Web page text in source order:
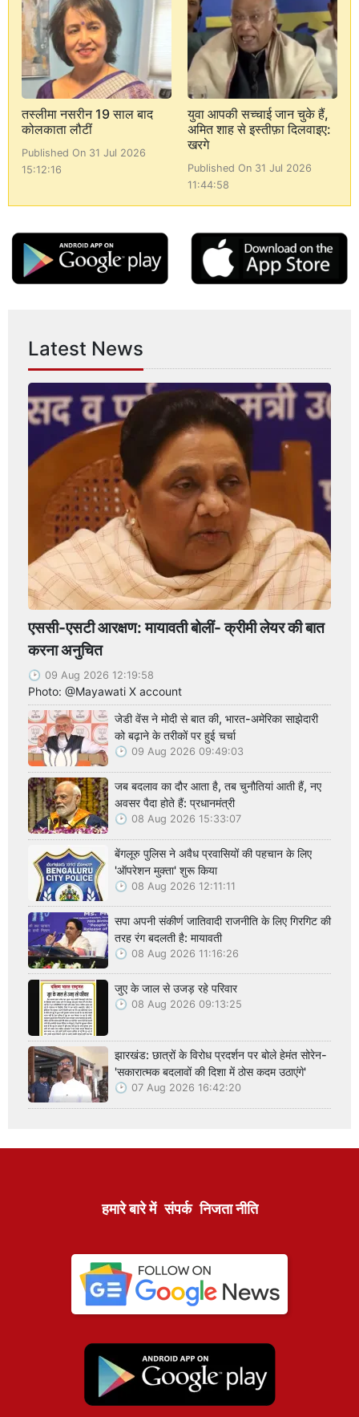
तस्लीमा नसरीन 19 साल बाद
कोलकाता लौटीं
Published On 31 Jul 2026
15:12:16
युवा आपकी सच्चाई जान चुके हैं,
अमित शाह से इस्तीफ़ा दिलवाइए:
खरगे
Published On 31 Jul 2026
11:44:58
Latest News
एससी-एसटी आरक्षण: मायावती बोलीं- क्रीमी लेयर की बात
करना अनुचित
09 Aug 2026 12:19:58
Photo: @Mayawati X account
जेडी वेंस ने मोदी से बात की, भारत-अमेरिका साझेदारी
को बढ़ाने के तरीकों पर हुई चर्चा
09 Aug 2026 09:49:03
जब बदलाव का दौर आता है, तब चुनौतियां आती हैं, नए
अवसर पैदा होते हैं: प्रधानमंत्री
08 Aug 2026 15:33:07
बेंगलूरु पुलिस ने अवैध प्रवासियों की पहचान के लिए
'ऑपरेशन मुक्ता' शुरू किया
08 Aug 2026 12:11:11
सपा अपनी संकीर्ण जातिवादी राजनीति के लिए गिरगिट की
तरह रंग बदलती है: मायावती
08 Aug 2026 11:16:26
जुए के जाल से उजड़ रहे परिवार
08 Aug 2026 09:13:25
झारखंड: छात्रों के विरोध प्रदर्शन पर बोले हेमंत सोरेन-
'सकारात्मक बदलावों की दिशा में ठोस कदम उठाएंगे'
07 Aug 2026 16:42:20
हमारे बारे में संपर्क निजता नीति